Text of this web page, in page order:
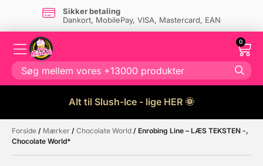
Sikker betaling
Dankort, MobilePay, VISA, Mastercard, EAN
0
Alt til Slush-Ice - lige HER 🌞
Måske kunne nogle af disse
Forside / Mærker / Chocolate World / Enrobing Line – LÆS TEKSTEN -,
Chocolate World*